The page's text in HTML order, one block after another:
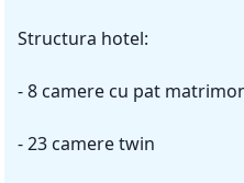
Structura hotel:
- 8 camere cu pat
- 23 camere twin